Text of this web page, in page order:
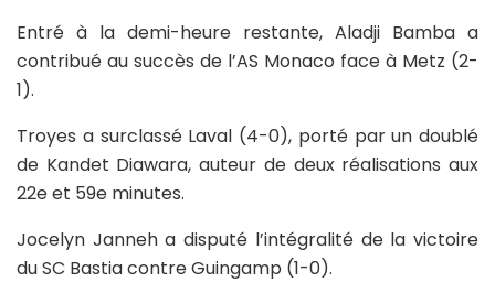
Entré à la demi-heure restante, Aladji Bamba a
contribué au succès de l’AS Monaco face à Metz (2-
1).
Troyes a surclassé Laval (4-0), porté par un doublé
de Kandet Diawara, auteur de deux réalisations aux
22e et 59e minutes.
Jocelyn Janneh a disputé l’intégralité de la victoire
du SC Bastia contre Guingamp (1-0).